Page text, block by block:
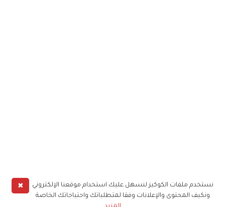
✖
نستخدم ملفات الكوكيز لنسهل عليك استخدام موقعنا الإلكتروني
ونكيف المحتوى والإعلانات وفقا لمتطلباتك واحتياجاتك الخاصة